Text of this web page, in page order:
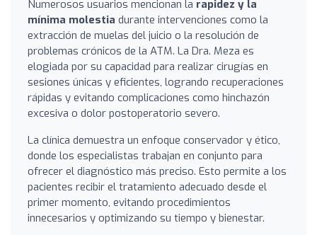
Numerosos usuarios mencionan la rapidez y la
mínima molestia durante intervenciones como la
extracción de muelas del juicio o la resolución de
problemas crónicos de la ATM. La Dra. Meza es
elogiada por su capacidad para realizar cirugías en
sesiones únicas y eficientes, logrando recuperaciones
rápidas y evitando complicaciones como hinchazón
excesiva o dolor postoperatorio severo.
La clínica demuestra un enfoque conservador y ético,
donde los especialistas trabajan en conjunto para
ofrecer el diagnóstico más preciso. Esto permite a los
pacientes recibir el tratamiento adecuado desde el
primer momento, evitando procedimientos
innecesarios y optimizando su tiempo y bienestar.